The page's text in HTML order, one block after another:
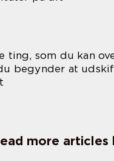
ting, som du kan
begynder at
more articles